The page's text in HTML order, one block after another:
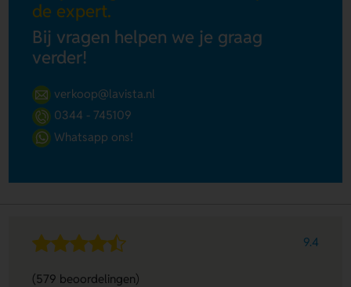
de expert.
Bij vragen helpen we je graag
verder!
verkoop@lavista.nl
0344 - 745109
Whatsapp ons!
9.4
(579 beoordelingen)